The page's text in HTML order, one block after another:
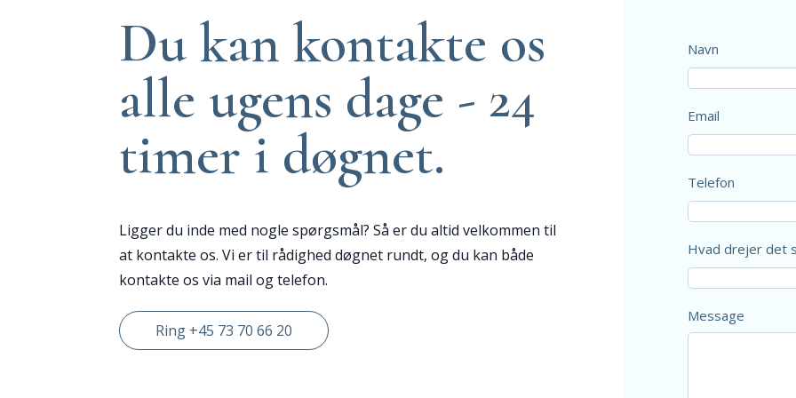
Du kan kontakte os
alle ugens dage - 24
timer i døgnet.
Ligger du inde med nogle spørgsmål? Så er du altid velkommen til
at kontakte os. Vi er til rådighed døgnet rundt, og du kan både
kontakte os via mail og telefon.
Ring +45 73 70 66 20
Navn
Email
Telefon
Hvad drejer det
Message